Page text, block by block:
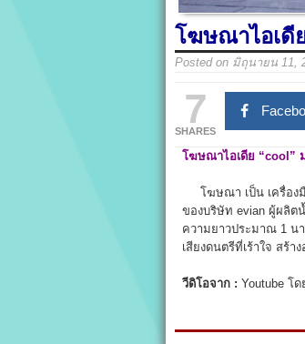
โฆษณาไอเดี
Posted on มิถุนายน 11,
7
SHARES
โฆษณาไอเดีย “cool”
โฆษณา เป็น เครื่องมื
ของบริษัท evian ผู้ผลิต
ความยาวประมาณ 1 น
เสียงดนตรีที่เร้าใจ สร้
วีดิโอจาก : Youtube โ